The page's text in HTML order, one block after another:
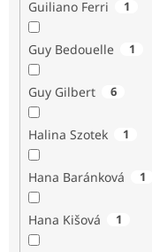
Guiliano Ferri 1
Guy Bedouelle 1
Guy Gilbert 6
Halina Szotek 1
Hana Baránková 1
Hana Kišová 1